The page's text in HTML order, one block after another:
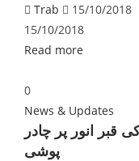
Trab
15/10/2018
15/10/2018
Read more
0
News & Updates
انور پر چادر
پوشی